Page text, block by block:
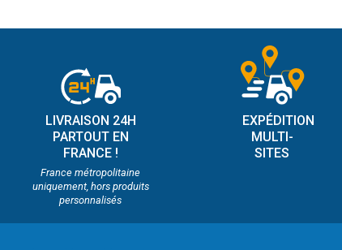
LIVRAISON 24H
PARTOUT EN
FRANCE !
France métropolitaine
uniquement, hors produits
personnalisés
EXPÉDITION
MULTI-
SITES